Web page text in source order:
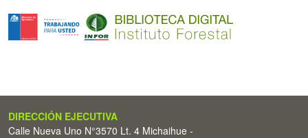
DIRECCIÓN EJECUTIVA
Calle Nueva Uno N°3570 Lt. 4 Michaihue -